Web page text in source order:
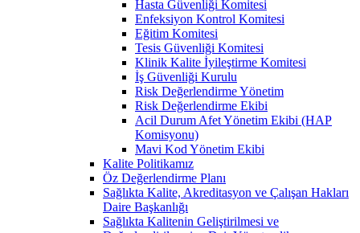
Hasta Güvenliği Komitesi
Enfeksiyon Kontrol Komitesi
Eğitim Komitesi
Tesis Güvenliği Komitesi
Klinik Kalite İyileştirme Komitesi
İş Güvenliği Kurulu
Risk Değerlendirme Yönetim
Risk Değerlendirme Ekibi
Acil Durum Afet Yönetim Ekibi (HAP
Komisyonu)
Mavi Kod Yönetim Ekibi
Kalite Politikamız
Öz Değerlendirme Planı
Sağlıkta Kalite, Akreditasyon ve Çalışan Hakları
Daire Başkanlığı
Sağlıkta Kalitenin Geliştirilmesi ve